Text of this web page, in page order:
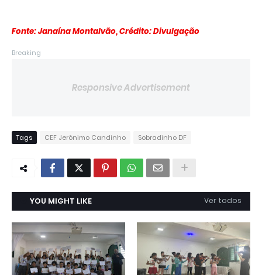
Fonte: Janaína Montalvão, Crédito: Divulgação
Breaking
Responsive Advertisement
Tags CEF Jerônimo Candinho Sobradinho DF
YOU MIGHT LIKE Ver todos